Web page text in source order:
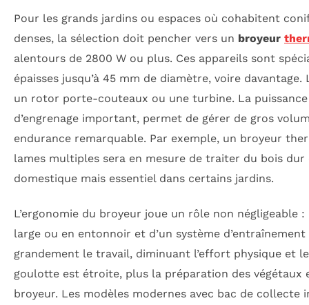
Pour les grands jardins ou espaces où cohabitent
denses, la sélection doit pencher vers un broyeur
alentours de 2800 W ou plus. Ces appareils sont
épaisses jusqu’à 45 mm de diamètre, voire
un rotor porte-couteaux ou une turbine. La
d’engrenage important, permet de gérer de gros
endurance remarquable. Par exemple, un broyeur
lames multiples sera en mesure de traiter du bois
domestique mais essentiel dans certains jardins.
L’ergonomie du broyeur joue un rôle non négligeable
large ou en entonnoir et d’un système
grandement le travail, diminuant l’effort physique et
goulotte est étroite, plus la préparation des végétaux
broyeur. Les modèles modernes avec bac de collecte